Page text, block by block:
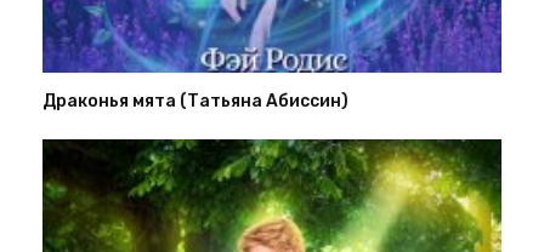
Драконья мята (Татьяна Абиссин)